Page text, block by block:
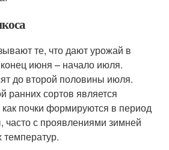
те, что дают урожай в
июня – начало июля.
до второй половины июля.
ранних сортов является
как почки формируются в период
часто с проявлениями зимней
температур.